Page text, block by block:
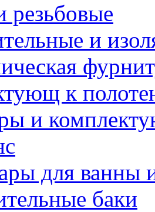
резьбовые
и
к
и
для ванны
баки